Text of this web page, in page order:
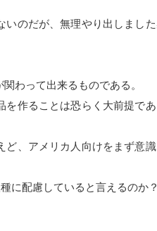
のだが、無理やり出しまし
わって出来るものである。
作ることは恐らく大前提で
、アメリカ人向けをまず意
に配慮していると言えるのか？